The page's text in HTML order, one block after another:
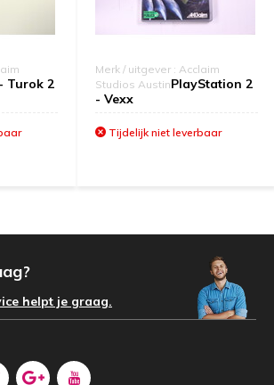
Turok 2
Merk / uitgever : Acclaim
Studios AustinPlayStation 2
- Vexx
Tijdelijk niet leverbaar
helpt je graag.